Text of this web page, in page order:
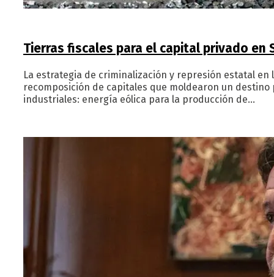
Tierras fiscales para el capital privado en
La estrategia de criminalización y represión estatal
recomposición de capitales que moldearon un
industriales: energía eólica para la producción de…